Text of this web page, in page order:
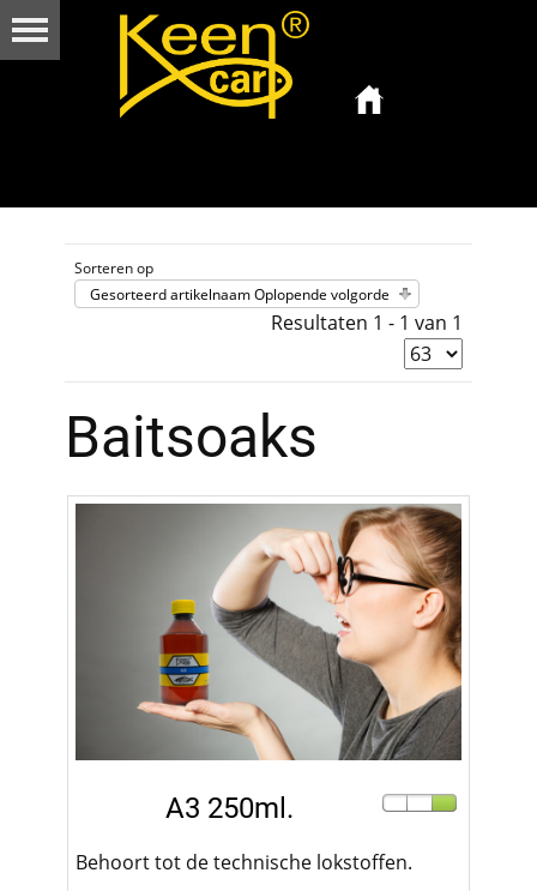
Sorteren op
Gesorteerd artikelnaam Oplopende volgorde
Resultaten 1 - 1 van 1
Baitsoaks
A3 250ml.
Behoort tot de technische lokstoffen.